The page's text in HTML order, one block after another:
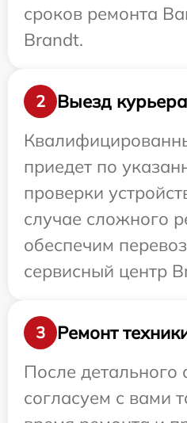
сроков ремонта
Brandt.
2
Выезд
приедет по
проверки
случае сложного
обеспечим
сервисный центр
3
Ремонт
После
согласуем с вами